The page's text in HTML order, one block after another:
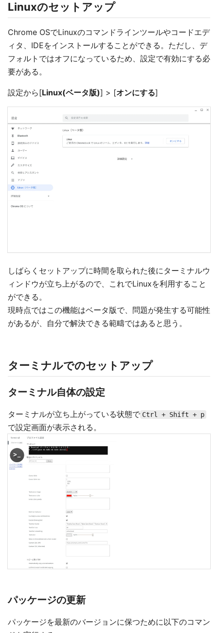
Linuxのセットアップ
Chrome OSでLinuxのコマンドラインツールやコードエデ
ィタ、IDEをインストールすることができる。ただし、デ
フォルトではオフになっているため、設定で有効にする必
要がある。
設定から[Linux(ベータ版)] > [オンにする]
しばらくセットアップに時間を取られた後にターミナルウ
ィンドウが立ち上がるので、これでLinuxを利用すること
ができる。
現時点ではこの機能はベータ版で、問題が発生する可能性
があるが、自分で解決できる範疇ではあると思う。
ターミナルでのセットアップ
ターミナル自体の設定
ターミナルが立ち上がっている状態で Ctrl + Shift + p
で設定画面が表示される。
パッケージの更新
パッケージを最新のバージョンに保つために以下のコマン